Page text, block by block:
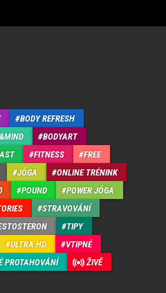
BODY REFRESH
BODYART
FITNESS
FREE
JÓGA
ONLINE TRÉNINK
POUND
POWER JÓGA
STRAVOVÁNÍ
TIPY
ULTRA HD
VTIPNÉ
PROTAHOVÁNÍ ŽIVĚ